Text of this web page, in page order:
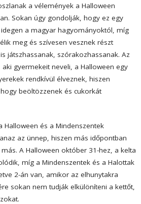
a vélemények a Halloween
Sokan úgy gondolják, hogy ez egy
a magyar hagyományoktól, míg
meg és szívesen vesznek részt
játszhassanak, szórakozhassanak. Az
gyermekeit neveli, a Halloween egy
rendkívül élveznek, hiszen
beöltözzenek és cukorkát
Halloween és a Mindenszentek
az ünnep, hiszen más időpontban
A Halloween október 31-hez, a kelta
míg a Mindenszentek és a Halottak
2-án van, amikor az elhunytakra
sokan nem tudják elkülöníteni a kettőt,